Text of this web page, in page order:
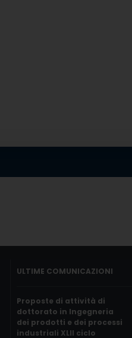
ULTIME COMUNICAZIONI
Proposte di attività di
dottorato in Ingegneria
dei prodotti e dei processi
industriali XLII ciclo